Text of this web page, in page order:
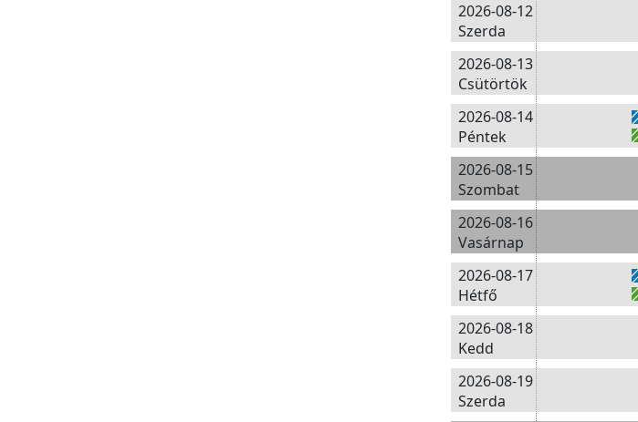
2026-08-12
Szerda
2026-08-13
Csütörtök
2026-08-14
Péntek
2026-08-15
Szombat
2026-08-16
Vasárnap
2026-08-17
Hétfő
2026-08-18
Kedd
2026-08-19
Szerda